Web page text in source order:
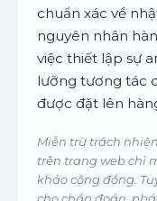
chuẩn xác về
nguyên nhân
việc thiết lập sự
lưỡng tương tác
được đặt lên
Miễn trừ trách
trên trang web chỉ
khảo cộng đồng.